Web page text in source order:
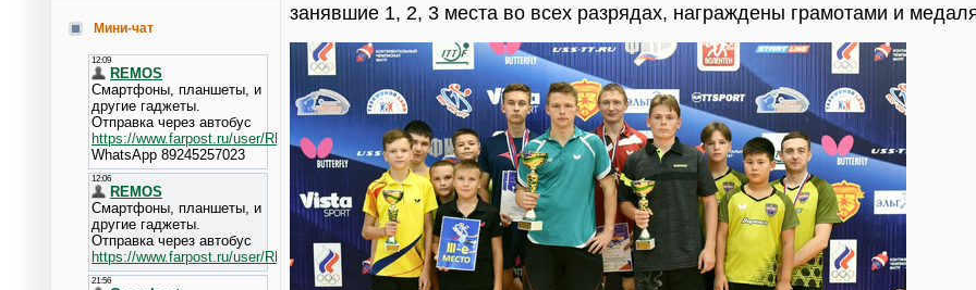
Мини-чат
занявшие 1, 2, 3 места во всех разрядах, награждены грамотами и